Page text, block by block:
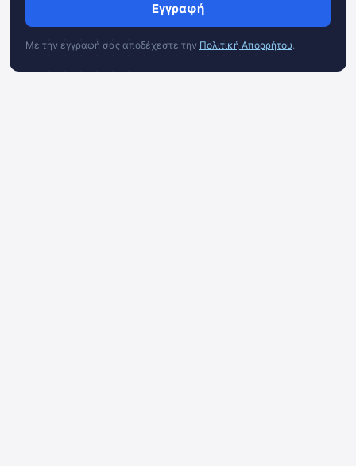
Εγγραφή
Με την εγγραφή σας αποδέχεστε την Πολιτική Απορρήτου.